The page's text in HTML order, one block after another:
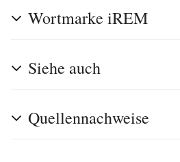
Wortmarke iREM
Siehe auch
Quellennachweise